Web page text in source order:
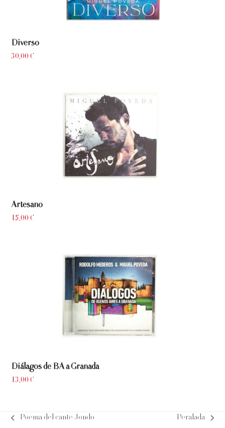
Diverso
30,00€
Artesano
15,00€
Diálagos de BA a Granada
13,00€
previous
Poema del cante Jondo Peralada